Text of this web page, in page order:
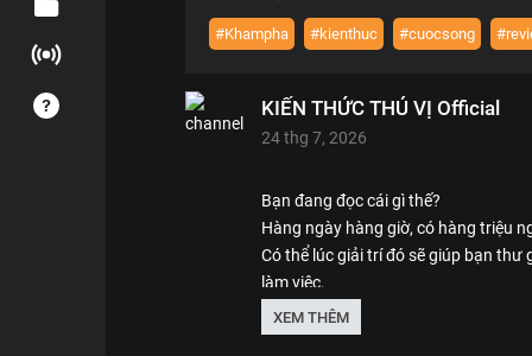
#Khampha #kienthuc #cuocsong
KIẾN THỨC THÚ VỊ Official
24 thg 7, 2026
Bạn đang đọc cái gì thế?
Hàng ngày hàng giờ, có hàng triệu
Có thể lúc giải trí đó sẽ giúp bạn
làm việc.
Nhưng... Bạn có đang giải trí chỉ
phần lớn thanh xuân của bạn vào
XEM THÊM